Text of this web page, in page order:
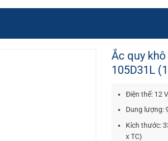
Ắc quy
105D31L
Điện thế: 12 V
Dung lượng:
Kích thước:
x TC)